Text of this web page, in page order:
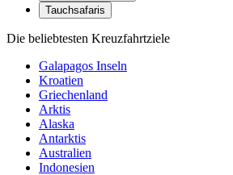
Tauchsafaris
Die beliebtesten Kreuzfahrtziele
Galapagos Inseln
Kroatien
Griechenland
Arktis
Alaska
Antarktis
Australien
Indonesien